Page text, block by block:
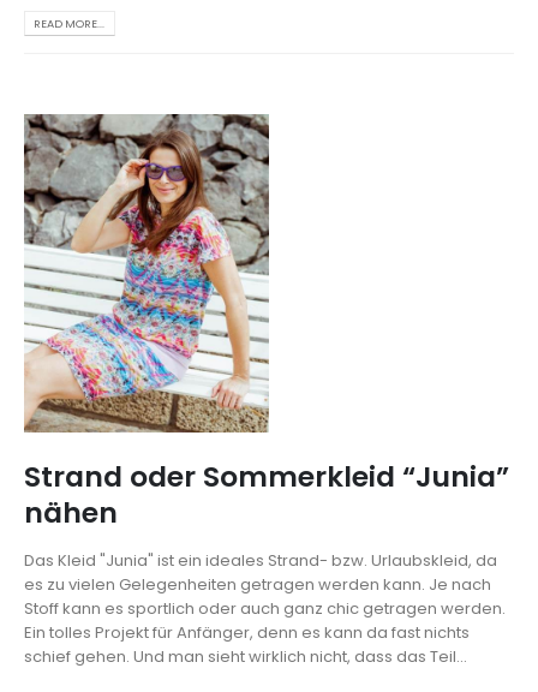
READ MORE...
Strand oder Sommerkleid “Junia”
nähen
Das Kleid "Junia" ist ein ideales Strand- bzw. Urlaubskleid, da
es zu vielen Gelegenheiten getragen werden kann. Je nach
Stoff kann es sportlich oder auch ganz chic getragen werden.
Ein tolles Projekt für Anfänger, denn es kann da fast nichts
schief gehen. Und man sieht wirklich nicht, dass das Teil...